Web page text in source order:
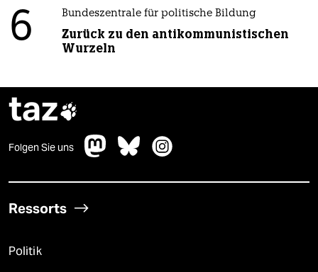
6 Bundeszentrale für politische Bildung
Zurück zu den antikommunistischen
Wurzeln
taz
Folgen Sie uns
Ressorts
Politik